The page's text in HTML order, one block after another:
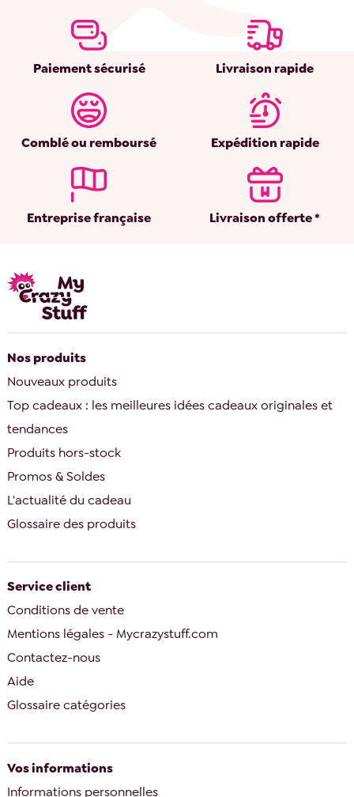
Paiement sécurisé Livraison rapide
Comblé ou remboursé Expédition rapide
Entreprise française Livraison offerte *
Nos produits
Nouveaux produits
Top cadeaux : les meilleures idées cadeaux originales et
tendances
Produits hors-stock
Promos & Soldes
L'actualité du cadeau
Glossaire des produits
Service client
Conditions de vente
Mentions légales - Mycrazystuff.com
Contactez-nous
Aide
Glossaire catégories
Vos informations
Informations personnelles